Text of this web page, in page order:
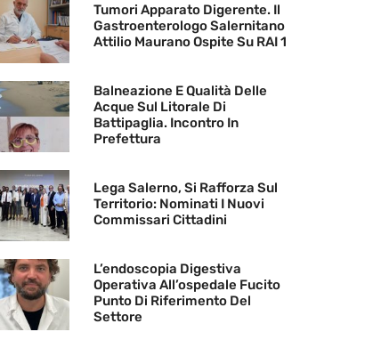
Tumori Apparato Digerente. Il
Gastroenterologo Salernitano
Attilio Maurano Ospite Su RAI 1
Balneazione E Qualità Delle
Acque Sul Litorale Di
Battipaglia. Incontro In
Prefettura
Lega Salerno, Si Rafforza Sul
Territorio: Nominati I Nuovi
Commissari Cittadini
L’endoscopia Digestiva
Operativa All’ospedale Fucito
Punto Di Riferimento Del
Settore